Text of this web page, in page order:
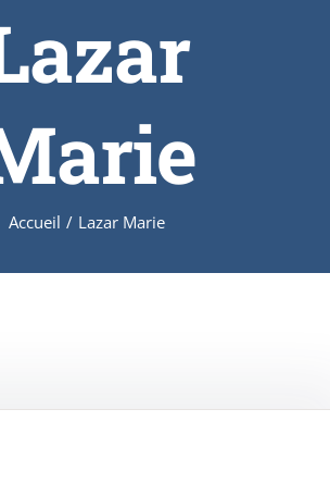
Accueil / Lazar Marie